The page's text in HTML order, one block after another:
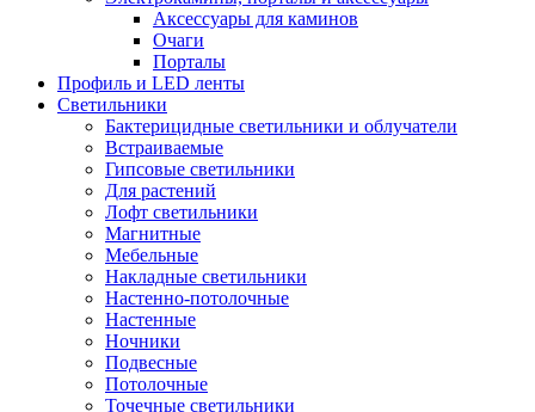
Аксессуары для каминов
Очаги
Порталы
Профиль и LED ленты
Светильники
Бактерицидные светильники и облучатели
Встраиваемые
Гипсовые светильники
Для растений
Лофт светильники
Магнитные
Мебельные
Накладные светильники
Настенно-потолочные
Настенные
Ночники
Подвесные
Потолочные
Точечные светильники